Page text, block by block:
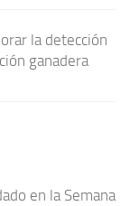
la detección
ganadera
en la Semana